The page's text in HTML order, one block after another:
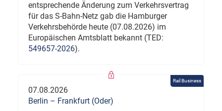
entsprechende Änderung zum Verkehrsvertrag
für das S-Bahn-Netz gab die Hamburger
Verkehrsbehörde heute (07.08.2026) im
Europäischen Amtsblatt bekannt (TED:
549657-2026).
Rail Business
07.08.2026
Berlin – Frankfurt (Oder)